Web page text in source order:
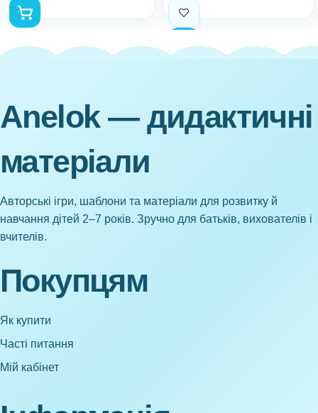
Anelok — дидактичні
матеріали
Авторські ігри, шаблони та матеріали для розвитку й
навчання дітей 2–7 років. Зручно для батьків, вихователів і
вчителів.
Покупцям
Як купити
Часті питання
Мій кабінет